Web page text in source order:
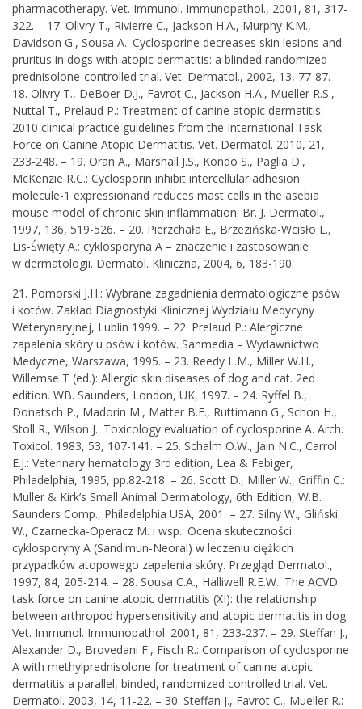
pharmacotherapy. Vet. Immunol. Immunopathol., 2001, 81, 317-
322. – 17. Olivry T., Rivierre C., Jackson H.A., Murphy K.M.,
Davidson G., Sousa A.: Cyclosporine decreases skin lesions and
pruritus in dogs with atopic dermatitis: a blinded randomized
prednisolone-controlled trial. Vet. Dermatol., 2002, 13, 77-87. –
18. Olivry T., DeBoer D.J., Favrot C., Jackson H.A., Mueller R.S.,
Nuttal T., Prelaud P.: Treatment of canine atopic dermatitis:
2010 clinical practice guidelines from the International Task
Force on Canine Atopic Dermatitis. Vet. Dermatol. 2010, 21,
233-248. – 19. Oran A., Marshall J.S., Kondo S., Paglia D.,
McKenzie R.C.: Cyclosporin inhibit intercellular adhesion
molecule-1 expressionand reduces mast cells in the asebia
mouse model of chronic skin inflammation. Br. J. Dermatol.,
1997, 136, 519-526. – 20. Pierzchała E., Brzezińska-Wcisło L.,
Lis-Święty A.: cyklosporyna A – znaczenie i zastosowanie
w dermatologii. Dermatol. Kliniczna, 2004, 6, 183-190.
21. Pomorski J.H.: Wybrane zagadnienia dermatologiczne psów
i kotów. Zakład Diagnostyki Klinicznej Wydziału Medycyny
Weterynaryjnej, Lublin 1999. – 22. Prelaud P.: Alergiczne
zapalenia skóry u psów i kotów. Sanmedia – Wydawnictwo
Medyczne, Warszawa, 1995. – 23. Reedy L.M., Miller W.H.,
Willemse T (ed.): Allergic skin diseases of dog and cat. 2ed
edition. WB. Saunders, London, UK, 1997. – 24. Ryffel B.,
Donatsch P., Madorin M., Matter B.E., Ruttimann G., Schon H.,
Stoll R., Wilson J.: Toxicology evaluation of cyclosporine A. Arch.
Toxicol. 1983, 53, 107-141. – 25. Schalm O.W., Jain N.C., Carrol
E.J.: Veterinary hematology 3rd edition, Lea & Febiger,
Philadelphia, 1995, pp.82-218. – 26. Scott D., Miller W., Griffin C.:
Muller & Kirk’s Small Animal Dermatology, 6th Edition, W.B.
Saunders Comp., Philadelphia USA, 2001. – 27. Silny W., Gliński
W., Czarnecka-Operacz M. i wsp.: Ocena skuteczności
cyklosporyny A (Sandimun-Neoral) w leczeniu ciężkich
przypadków atopowego zapalenia skóry. Przegląd Dermatol.,
1997, 84, 205-214. – 28. Sousa C.A., Halliwell R.E.W.: The ACVD
task force on canine atopic dermatitis (XI): the relationship
between arthropod hypersensitivity and atopic dermatitis in dog.
Vet. Immunol. Immunopathol. 2001, 81, 233-237. – 29. Steffan J.,
Alexander D., Brovedani F., Fisch R.: Comparison of cyclosporine
A with methylprednisolone for treatment of canine atopic
dermatitis a parallel, binded, randomized controlled trial. Vet.
Dermatol. 2003, 14, 11-22. – 30. Steffan J., Favrot C., Mueller R.: